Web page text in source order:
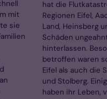
mit
sie
hat die
Regionen Eifel,
Land, Heinsberg
Schäden
hinterlassen.
betroffen waren
Eifel als auch die
und Stolberg.
haben ihr Leben,